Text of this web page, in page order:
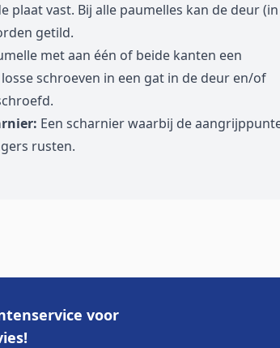
plaat vast. Bij alle paumelles kan de deur
getild.
met aan één of beide kanten een
schroeven in een gat in de deur en/of
Een scharnier waarbij de
rusten.
voor